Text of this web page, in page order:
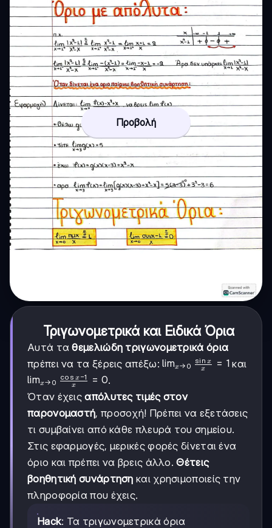
Προβολή
Τριγωνομετρικά και Ειδικά Όρια
Αυτά ταθεμελιώδη τριγωνομετρικά όρια
πρέπει να τα ξέρεις απέξω:\lim_{x
x}{x} = 1
limx→ 0 x
si n x = 1και
\lim_{x
\to 0}
\frac{\cos
x - 1}{x}
= 0
limx→ 0 x
co s x−1 = 0.
Όταν έχειςαπόλυτες τιμές στον
παρονομαστή, προσοχή! Πρέπει να εξετάσεις
τι συμβαίνει από κάθε πλευρά του σημείου.
Στις εφαρμογές, μερικές φορές δίνεται ένα
όριο και πρέπει να βρεις άλλο.Θέτεις
βοηθητική συνάρτηση και χρησιμοποιείς την
πληροφορία που έχεις.
Hack: Τα τριγωνομετρικά όρια